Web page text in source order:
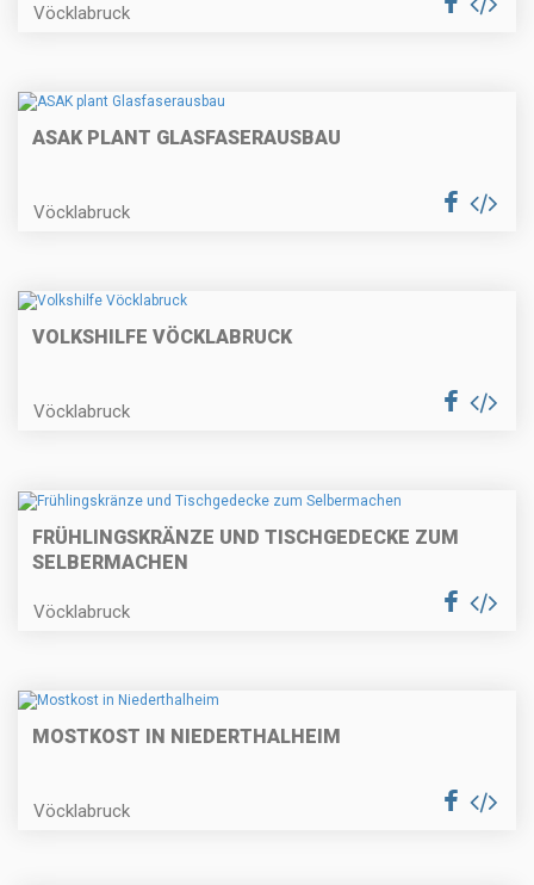
Vöcklabruck
ASAK PLANT GLASFASERAUSBAU
Vöcklabruck
VOLKSHILFE VÖCKLABRUCK
Vöcklabruck
FRÜHLINGSKRÄNZE UND TISCHGEDECKE ZUM
SELBERMACHEN
Vöcklabruck
MOSTKOST IN NIEDERTHALHEIM
Vöcklabruck